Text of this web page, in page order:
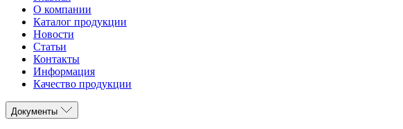
О компании
Каталог продукции
Новости
Статьи
Контакты
Информация
Качество продукции
Документы